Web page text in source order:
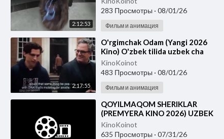
2:12:53
283 Просмотры · 08/01/26
Фильм и анимация
2:17:55
⁣O'rgimchak Odam (Yangi 2026
Kino) O'zbek tilida uzbek cha
KinoKoinot
483 Просмотры · 08/01/26
Фильм и анимация
⁣QOYILMAQOM SHERIKLAR
(PREMYERA KINO 2026) UZBEK
TILIDA
KinoKoinot
635 Просмотры · 07/31/26